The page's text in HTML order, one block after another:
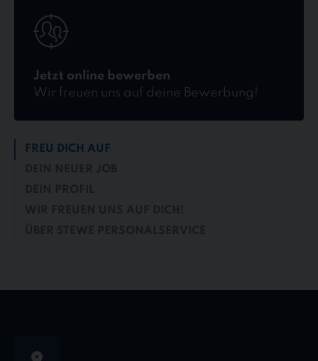
Jetzt online bewerben
Wir freuen uns auf deine Bewerbung!
online
bewerben
FREU DICH AUF